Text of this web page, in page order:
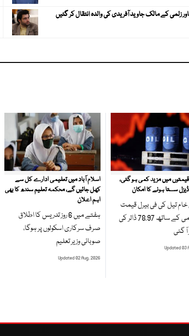
زلمی کے مالک جاوید آفریدی کی والدہ انتقال کر گئیں
میں مزید کمی ہو گئی،
ڈیزل سستا ہونے کا امکان
خام تیل کی فی بیرل قیمت
مزید کمی کے ساتھ 78.97 ڈالر کی
گئی
Updated 03
اسلام آباد میں تعلیمی ادارے کل سے
کھل جائیں گے، محکمہ تعلیم سندھ کا بھی
اہم اعلان
ہفتے میں 6 روز تدریس کا اطلاق
صرف سرکاری اسکولوں پر ہوگا،
صوبائی وزیر تعلیم
Updated 02 Aug, 2026